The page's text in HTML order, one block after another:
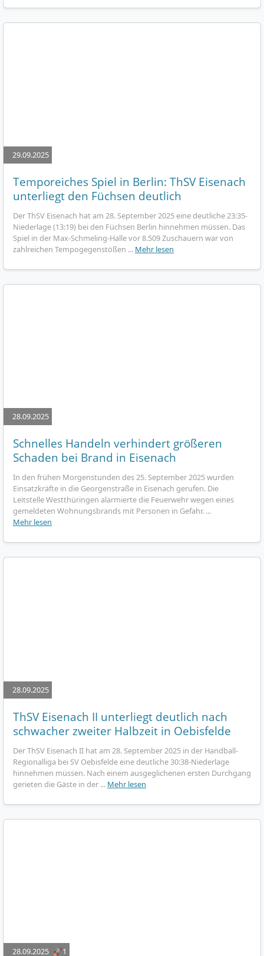
29.09.2025
Temporeiches Spiel in Berlin: ThSV Eisenach
unterliegt den Füchsen deutlich
Der ThSV Eisenach hat am 28. September 2025 eine deutliche 23:35-
Niederlage (13:19) bei den Füchsen Berlin hinnehmen müssen. Das
Spiel in der Max-Schmeling-Halle vor 8.509 Zuschauern war von
zahlreichen Tempogegenstößen ... Mehr lesen
28.09.2025
Schnelles Handeln verhindert größeren
Schaden bei Brand in Eisenach
In den frühen Morgenstunden des 25. September 2025 wurden
Einsatzkräfte in die Georgenstraße in Eisenach gerufen. Die
Leitstelle Westthüringen alarmierte die Feuerwehr wegen eines
gemeldeten Wohnungsbrands mit Personen in Gefahr. ...
Mehr lesen
28.09.2025
ThSV Eisenach II unterliegt deutlich nach
schwacher zweiter Halbzeit in Oebisfelde
Der ThSV Eisenach II hat am 28. September 2025 in der Handball-
Regionalliga bei SV Oebisfelde eine deutliche 30:38-Niederlage
hinnehmen müssen. Nach einem ausgeglichenen ersten Durchgang
gerieten die Gäste in der ... Mehr lesen
28.09.2025 🚀1